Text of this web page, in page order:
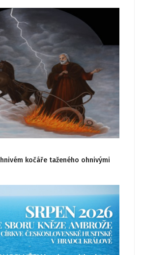
kočáře taženého ohnivými